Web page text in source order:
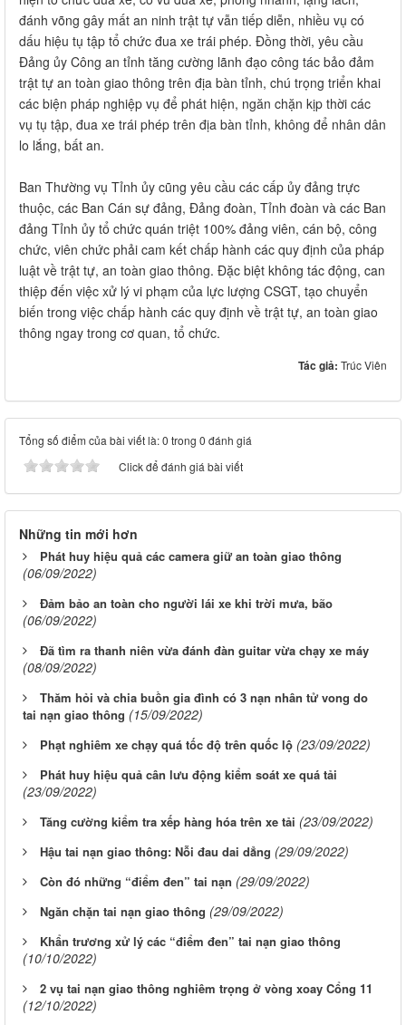
đánh võng gây mất an ninh trật tự vẫn tiếp diễn, nhiều vụ có
dấu hiệu tụ tập tổ chức đua xe trái phép. Đồng thời, yêu cầu
Đảng ủy Công an tỉnh tăng cường lãnh đạo công tác bảo đảm
trật tự an toàn giao thông trên địa bàn tỉnh, chú trọng triển khai
các biện pháp nghiệp vụ để phát hiện, ngăn chặn kịp thời các
vụ tụ tập, đua xe trái phép trên địa bàn tỉnh, không để nhân dân
lo lắng, bất an.
Ban Thường vụ Tỉnh ủy cũng yêu cầu các cấp ủy đảng trực
thuộc, các Ban Cán sự đảng, Đảng đoàn, Tỉnh đoàn và các Ban
đảng Tỉnh ủy tổ chức quán triệt 100% đảng viên, cán bộ, công
chức, viên chức phải cam kết chấp hành các quy định của pháp
luật về trật tự, an toàn giao thông. Đặc biệt không tác động, can
thiệp đến việc xử lý vi phạm của lực lượng CSGT, tạo chuyển
biến trong việc chấp hành các quy định về trật tự, an toàn giao
thông ngay trong cơ quan, tổ chức.
Tác giả: Trúc Viên
Tổng số điểm của bài viết là: 0 trong 0 đánh giá
Click để đánh giá bài viết
Những tin mới hơn
Phát huy hiệu quả các camera giữ an toàn giao thông
(06/09/2022)
Đảm bảo an toàn cho người lái xe khi trời mưa, bão
(06/09/2022)
Đã tìm ra thanh niên vừa đánh đàn guitar vừa chạy xe máy
(08/09/2022)
Thăm hỏi và chia buồn gia đình có 3 nạn nhân tử vong do
tai nạn giao thông (15/09/2022)
Phạt nghiêm xe chạy quá tốc độ trên quốc lộ (23/09/2022)
Phát huy hiệu quả cân lưu động kiểm soát xe quá tải
(23/09/2022)
Tăng cường kiểm tra xếp hàng hóa trên xe tải (23/09/2022)
Hậu tai nạn giao thông: Nỗi đau dai dẳng (29/09/2022)
Còn đó những “điểm đen” tai nạn (29/09/2022)
Ngăn chặn tai nạn giao thông (29/09/2022)
Khẩn trương xử lý các “điểm đen” tai nạn giao thông
(10/10/2022)
2 vụ tai nạn giao thông nghiêm trọng ở vòng xoay Cổng 11
(12/10/2022)